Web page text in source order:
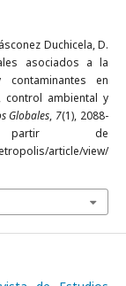
Duchicela, D.
asociados a la
en
control ambiental y
Globales, 7(1), 2088-
partir de
article/view/